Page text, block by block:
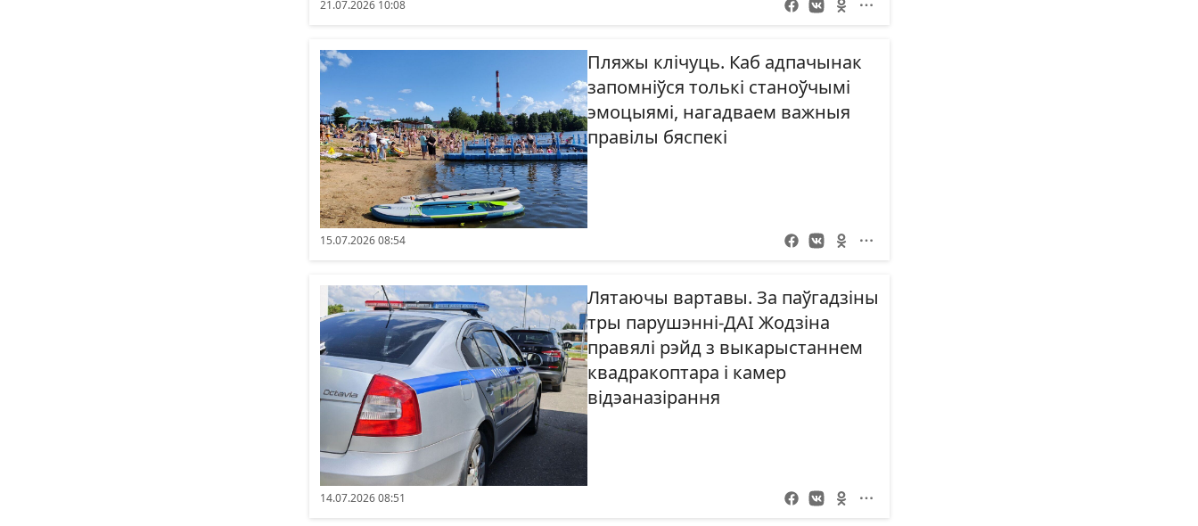
21.07.2026 10:08
Пляжы клічуць. Каб адпачынак
запомніўся толькі станоўчымі
эмоцыямі, нагадваем важныя
правілы бяспекі
15.07.2026 08:54
Лятаючы вартавы. За паўгадзіны
тры парушэнні-ДАІ Жодзіна
правялі рэйд з выкарыстаннем
квадракоптара і камер
відэаназірання
14.07.2026 08:51